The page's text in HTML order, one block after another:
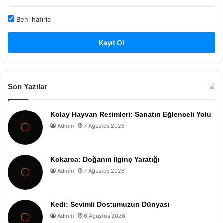
Beni hatırla
Kayıt Ol
Son Yazılar
Kolay Hayvan Resimleri: Sanatın Eğlenceli Yolu
Admin 7 Ağustos 2026
Kokarca: Doğanın İlginç Yaratığı
Admin 7 Ağustos 2026
Kedi: Sevimli Dostumuzun Dünyası
Admin 6 Ağustos 2026